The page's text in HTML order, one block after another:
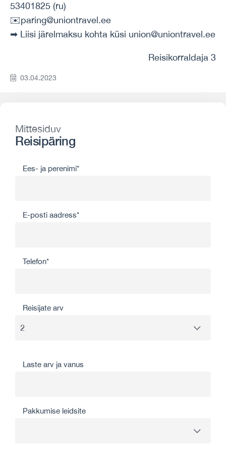
53401825 (ru)
✉️paring@uniontravel.ee
➡ Liisi järelmaksu kohta küsi union@uniontravel.ee
Reisikorraldaja 3
03.04.2023
Mittesiduv
Reisipäring
Ees- ja perenimi*
E-posti aadress*
Telefon*
Reisijate arv
Laste arv ja vanus
Pakkumise leidsite